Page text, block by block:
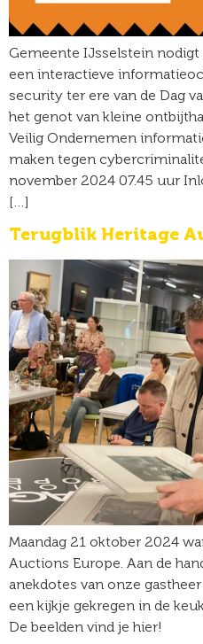
Gemeente IJsselstein
een interactieve
security ter ere van de Dag
het genot van kleine
Veilig Ondernemen
maken tegen
november 2024 07.45 uur
[…]
Terugblik Heritage
Maandag 21 oktober 2024
Auctions Europe. Aan de
anekdotes van onze
een kijkje gekregen in de
De beelden vind je hier!